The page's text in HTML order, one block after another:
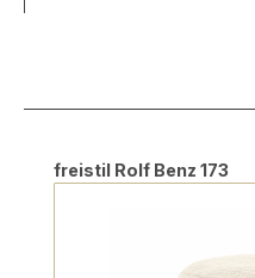
Produktgalerie
freistil Rolf Benz 173